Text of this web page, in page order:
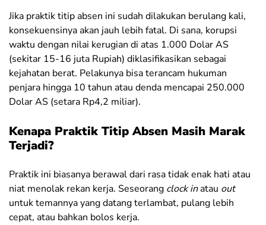
Jika praktik titip absen ini sudah dilakukan berulang kali,
konsekuensinya akan jauh lebih fatal. Di sana, korupsi
waktu dengan nilai kerugian di atas 1.000 Dolar AS
(sekitar 15-16 juta Rupiah) diklasifikasikan sebagai
kejahatan berat. Pelakunya bisa terancam hukuman
penjara hingga 10 tahun atau denda mencapai 250.000
Dolar AS (setara Rp4,2 miliar).
Kenapa Praktik Titip Absen Masih Marak
Terjadi?
Praktik ini biasanya berawal dari rasa tidak enak hati atau
niat menolak rekan kerja. Seseorang clock inatau out
untuk temannya yang datang terlambat, pulang lebih
cepat, atau bahkan bolos kerja.